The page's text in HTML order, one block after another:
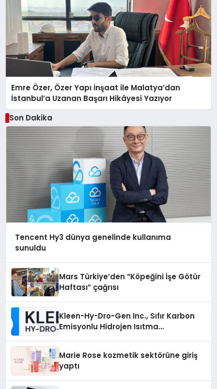
Emre Özer, Özer Yapı İnşaat ile Malatya’dan
İstanbul’a Uzanan Başarı Hikâyesi Yazıyor
Son Dakika
Tencent Hy3 dünya genelinde kullanıma
sunuldu
Mars Türkiye’den “Köpeğini İşe Götür
Haftası” çağrısı
Kleen-Hy-Dro-Gen Inc., Sıfır Karbon
Emisyonlu Hidrojen Isıtma
Marie Rose kozmetik sektörüne giriş
yaptı